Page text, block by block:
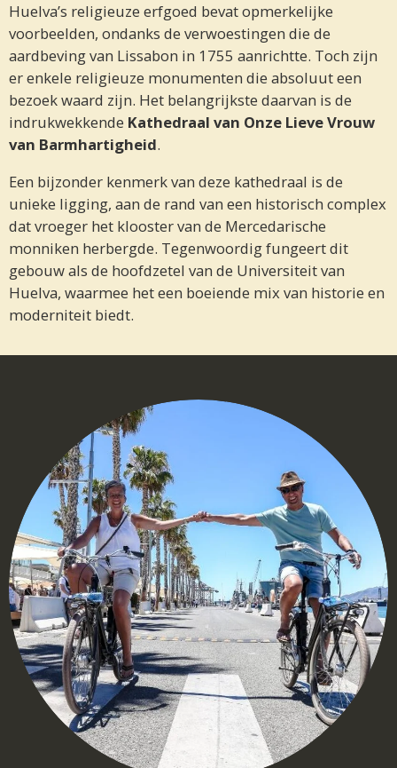
Huelva’s religieuze erfgoed bevat opmerkelijke
voorbeelden, ondanks de verwoestingen die de
aardbeving van Lissabon in 1755 aanrichtte. Toch zijn
er enkele religieuze monumenten die absoluut een
bezoek waard zijn. Het belangrijkste daarvan is de
indrukwekkende Kathedraal van Onze Lieve Vrouw
van Barmhartigheid.
Een bijzonder kenmerk van deze kathedraal is de
unieke ligging, aan de rand van een historisch complex
dat vroeger het klooster van de Mercedarische
monniken herbergde. Tegenwoordig fungeert dit
gebouw als de hoofdzetel van de Universiteit van
Huelva, waarmee het een boeiende mix van historie en
moderniteit biedt.